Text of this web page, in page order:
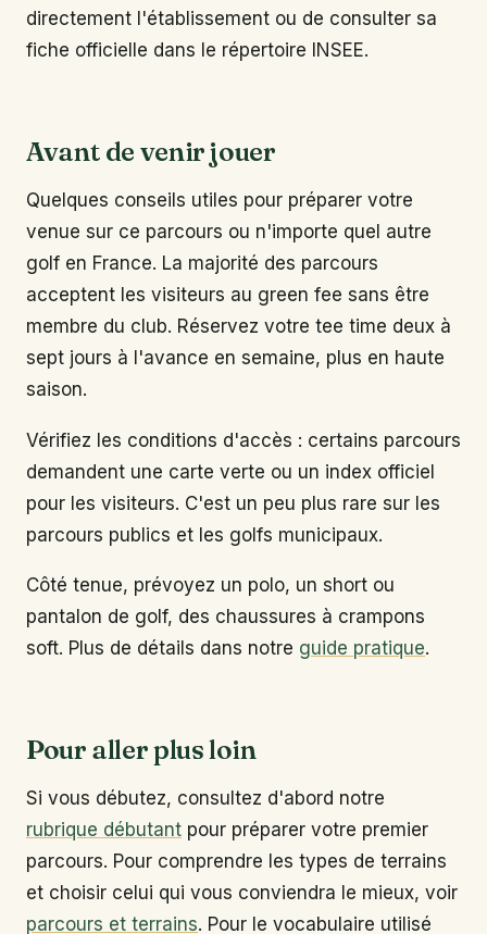
directement l'établissement ou de consulter sa
fiche officielle dans le répertoire INSEE.
Avant de venir jouer
Quelques conseils utiles pour préparer votre
venue sur ce parcours ou n'importe quel autre
golf en France. La majorité des parcours
acceptent les visiteurs au green fee sans être
membre du club. Réservez votre tee time deux à
sept jours à l'avance en semaine, plus en haute
saison.
Vérifiez les conditions d'accès : certains parcours
demandent une carte verte ou un index officiel
pour les visiteurs. C'est un peu plus rare sur les
parcours publics et les golfs municipaux.
Côté tenue, prévoyez un polo, un short ou
pantalon de golf, des chaussures à crampons
soft. Plus de détails dans notre guide pratique.
Pour aller plus loin
Si vous débutez, consultez d'abord notre
rubrique débutant pour préparer votre premier
parcours. Pour comprendre les types de terrains
et choisir celui qui vous conviendra le mieux, voir
parcours et terrains. Pour le vocabulaire utilisé